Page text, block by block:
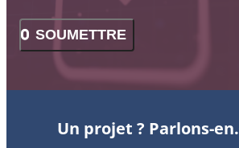
SOUMETTRE
Un projet ? Parlons-en.